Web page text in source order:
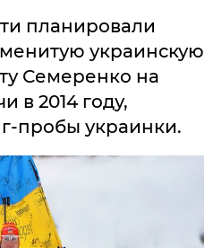
планировали
украинскую
Семеренко на
в 2014 году,
пробы украинки.